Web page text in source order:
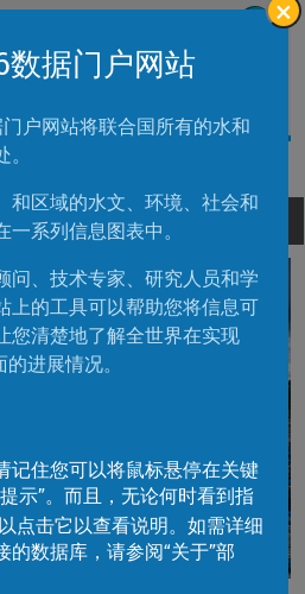
Français
Русский
制SDG 6数据门户网站
×
数据门户网站
户网站将联合国所有的水和
和区域的水文、环境、社会和
系列信息图表中。
问、技术专家、研究人员和学
上的工具可以帮助您将信息可
您清楚地了解全世界在实现
进展情况。
记住您可以将鼠标悬停在关键
示”。而且，无论何时看到指
点击它以查看说明。如需详细
的数据库，请参阅“关于”部